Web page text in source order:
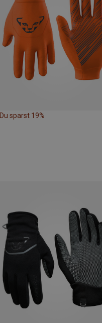
Du sparst 19%